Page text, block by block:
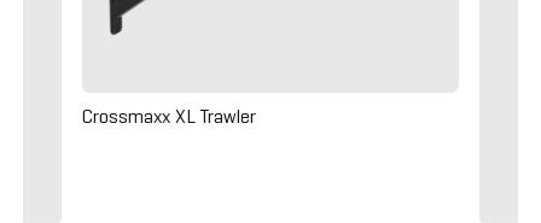
Crossmaxx XL Trawler